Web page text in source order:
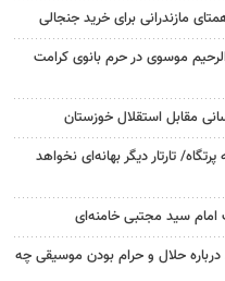
مازندرانی برای خرید جنجالی
موسوی در حرم بانوی کرامت
مقابل استقلال خوزستان
تارتار دیگر بهانه‌ای نخواهد
امام سید مجتبی خامنه‌ای
حلال و حرام بودن موسیقی چه